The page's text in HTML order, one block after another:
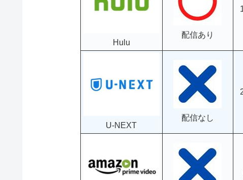
Hulu
配信あり
U-NEXT
配信なし